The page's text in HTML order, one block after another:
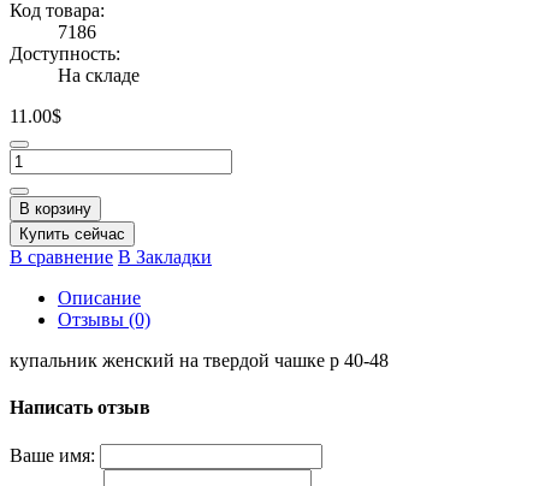
Код товара:
7186
Доступность:
На складе
11.00$
В корзину
Купить сейчас
В сравнение В Закладки
Описание
Отзывы (0)
купальник женский на твердой чашке р 40-48
Написать отзыв
Ваше имя: